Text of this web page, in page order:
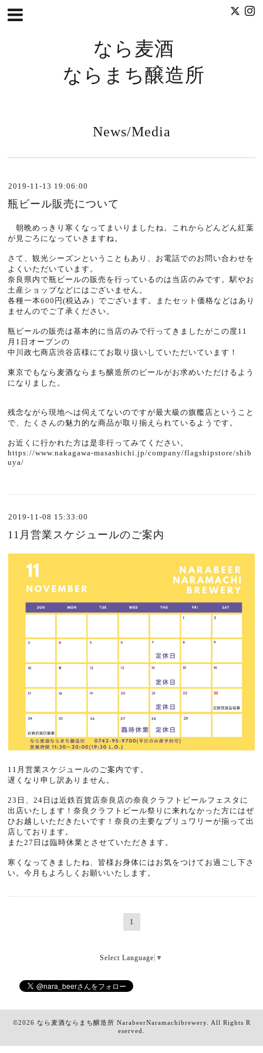
なら麦酒
ならまち醸造所
News/Media
2019-11-13 19:06:00
瓶ビール販売について
朝晩めっきり寒くなってまいりましたね。これからどんどん紅葉
が見ごろになっていきますね。
さて、観光シーズンということもあり、お電話でのお問い合わせを
よくいただいています。
奈良県内で瓶ビールの販売を行っているのは当店のみです。駅やお
土産ショップなどにはございません。
各種一本600円(税込み）でございます。またセット価格などはあり
ませんのでご了承ください。
瓶ビールの販売は基本的に当店のみで行ってきましたがこの度11
月1日オープンの
中川政七商店渋谷店様にてお取り扱いしていただいています！
東京でもなら麦酒ならまち醸造所のビールがお求めいただけるよう
になりました。
残念ながら現地へは伺えてないのですが最大級の旗艦店ということ
で、たくさんの魅力的な商品が取り揃えられているようです。
お近くに行かれた方は是非行ってみてください。
https://www.nakagawa-masashichi.jp/company/flagshipstore/shib
uya/
2019-11-08 15:33:00
11月営業スケジュールのご案内
11月営業スケジュールのご案内です。
遅くなり申し訳ありません。
23日、24日は近鉄百貨店奈良店の奈良クラフトビールフェスタに
出店いたします！奈良クラフトビール祭りに来れなかった方にはぜ
ひお越しいただきたいです！奈良の主要なブリュワリーが揃って出
店しております。
また27日は臨時休業とさせていただきます。
寒くなってきましたね、皆様お身体にはお気をつけてお過ごし下さ
い。今月もよろしくお願いいたします。
1
Select Language ▼
©2026 なら麦酒ならまち醸造所 NarabeerNaramachibrewery. All Rights R
eserved.